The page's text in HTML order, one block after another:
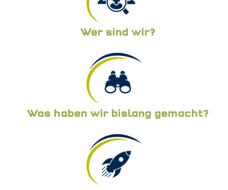
Wer sind wir?
Was haben wir bislang gemacht?
MARKETING
EXTERNE MEDIEN
Um Inhalte von Videoplattformen und Social Media
Plattformen anzeigen zu können, werden von diesen
externen Medien Cookies gesetzt.